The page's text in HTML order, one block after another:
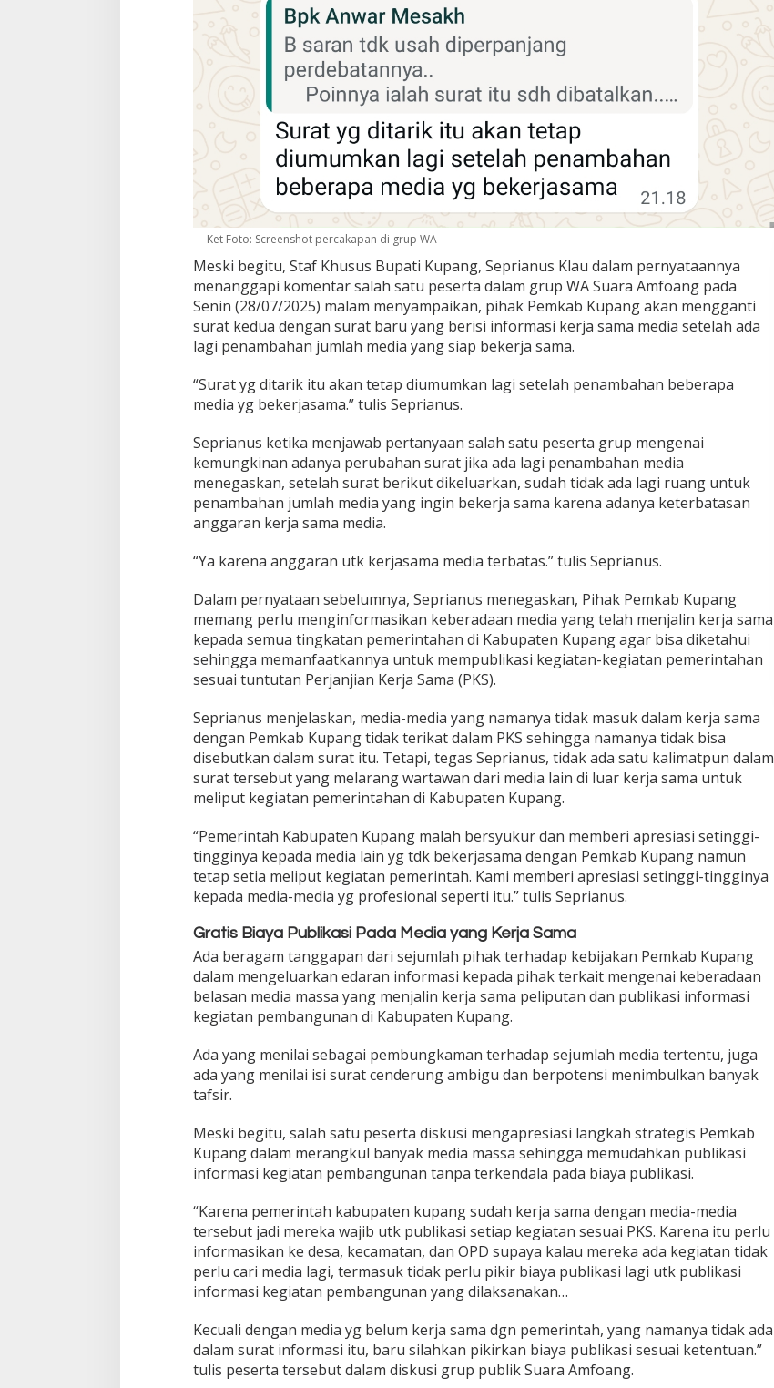
Ket Foto: Screenshot percakapan di grup WA
Meski begitu, Staf Khusus Bupati Kupang, Seprianus Klau dalam pernyataannya
menanggapi komentar salah satu peserta dalam grup WA Suara Amfoang pada
Senin (28/07/2025) malam menyampaikan, pihak Pemkab Kupang akan mengganti
surat kedua dengan surat baru yang berisi informasi kerja sama media setelah ada
lagi penambahan jumlah media yang siap bekerja sama.
“Surat yg ditarik itu akan tetap diumumkan lagi setelah penambahan beberapa
media yg bekerjasama.” tulis Seprianus.
Seprianus ketika menjawab pertanyaan salah satu peserta grup mengenai
kemungkinan adanya perubahan surat jika ada lagi penambahan media
menegaskan, setelah surat berikut dikeluarkan, sudah tidak ada lagi ruang untuk
penambahan jumlah media yang ingin bekerja sama karena adanya keterbatasan
anggaran kerja sama media.
“Ya karena anggaran utk kerjasama media terbatas.” tulis Seprianus.
Dalam pernyataan sebelumnya, Seprianus menegaskan, Pihak Pemkab Kupang
memang perlu menginformasikan keberadaan media yang telah menjalin kerja sama
kepada semua tingkatan pemerintahan di Kabupaten Kupang agar bisa diketahui
sehingga memanfaatkannya untuk mempublikasi kegiatan-kegiatan pemerintahan
sesuai tuntutan Perjanjian Kerja Sama (PKS).
Seprianus menjelaskan, media-media yang namanya tidak masuk dalam kerja sama
dengan Pemkab Kupang tidak terikat dalam PKS sehingga namanya tidak bisa
disebutkan dalam surat itu. Tetapi, tegas Seprianus, tidak ada satu kalimatpun dalam
surat tersebut yang melarang wartawan dari media lain di luar kerja sama untuk
meliput kegiatan pemerintahan di Kabupaten Kupang.
“Pemerintah Kabupaten Kupang malah bersyukur dan memberi apresiasi setinggi-
tingginya kepada media lain yg tdk bekerjasama dengan Pemkab Kupang namun
tetap setia meliput kegiatan pemerintah. Kami memberi apresiasi setinggi-tingginya
kepada media-media yg profesional seperti itu.” tulis Seprianus.
Gratis Biaya Publikasi Pada Media yang Kerja Sama
Ada beragam tanggapan dari sejumlah pihak terhadap kebijakan Pemkab Kupang
dalam mengeluarkan edaran informasi kepada pihak terkait mengenai keberadaan
belasan media massa yang menjalin kerja sama peliputan dan publikasi informasi
kegiatan pembangunan di Kabupaten Kupang.
Ada yang menilai sebagai pembungkaman terhadap sejumlah media tertentu, juga
ada yang menilai isi surat cenderung ambigu dan berpotensi menimbulkan banyak
tafsir.
Meski begitu, salah satu peserta diskusi mengapresiasi langkah strategis Pemkab
Kupang dalam merangkul banyak media massa sehingga memudahkan publikasi
informasi kegiatan pembangunan tanpa terkendala pada biaya publikasi.
“Karena pemerintah kabupaten kupang sudah kerja sama dengan media-media
tersebut jadi mereka wajib utk publikasi setiap kegiatan sesuai PKS. Karena itu perlu
informasikan ke desa, kecamatan, dan OPD supaya kalau mereka ada kegiatan tidak
perlu cari media lagi, termasuk tidak perlu pikir biaya publikasi lagi utk publikasi
informasi kegiatan pembangunan yang dilaksanakan…
Kecuali dengan media yg belum kerja sama dgn pemerintah, yang namanya tidak ada
dalam surat informasi itu, baru silahkan pikirkan biaya publikasi sesuai ketentuan.”
tulis peserta tersebut dalam diskusi grup publik Suara Amfoang.
Rayakan HUT ke-52, DPD Provinsi
Di Berita, Berita Daerah, Ekonomi, Politik
Januari 2025